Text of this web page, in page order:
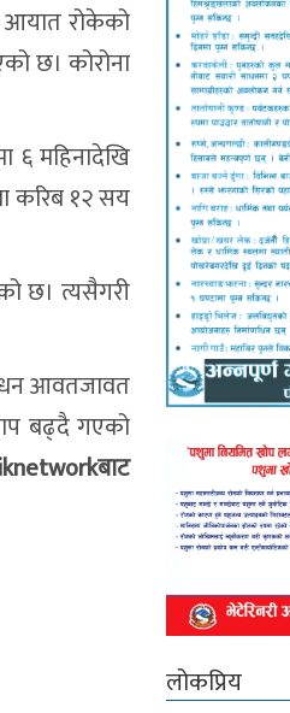
आयात रोकेको
छ। कोरोना
६ महिनादेखि
करिब १२ सय
छ। त्यसैगरी
आवतजावत
बढ्दै गएको
लोकप्रिय